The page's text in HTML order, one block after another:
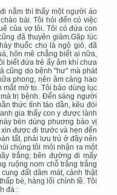
nằm thì thấy một người áo
bái. Tôi hỏi đến có việc
của vợ tôi. Tôi có đứa con
đã thuyên giảm.Gặp lúc
thuốc cho là ngộ gió, đã
hôn mê chẳng biết ai nữa,
biết đứa trẻ ấy âm khí chưa
cũng do bệnh "hư" mà phát
phong, nên âm càng hao
mắt mở to. Tôi bảo dùng lục
trị bệnh. Đến sáng người
thức tỉnh táo dần, kêu đói
gia thấy con y được lành
bèn dùng phuơng bảo vị
được đi trước và hẹn đến
tất, phải lưu trú ở đây nên
chúng tôi mói nhận ra một
trắng; bên đường đi mấy
ruộng nom chỗ trắng trắng
đất dâm mát, cảnh thật
bé, hàng lối chỉnh tề. Tôi
đá :